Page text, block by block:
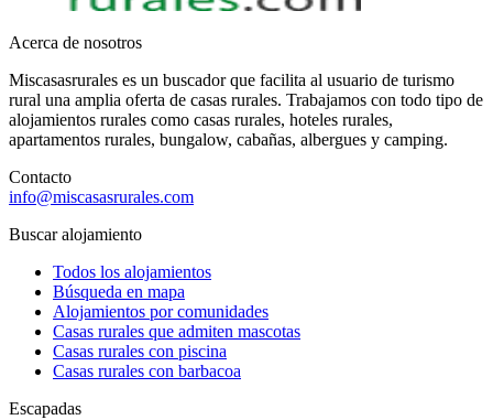
Acerca de nosotros
Miscasasrurales es un buscador que facilita al usuario de turismo
rural una amplia oferta de casas rurales. Trabajamos con todo tipo de
alojamientos rurales como casas rurales, hoteles rurales,
apartamentos rurales, bungalow, cabañas, albergues y camping.
Contacto
info@miscasasrurales.com
Buscar alojamiento
Todos los alojamientos
Búsqueda en mapa
Alojamientos por comunidades
Casas rurales que admiten mascotas
Casas rurales con piscina
Casas rurales con barbacoa
Escapadas